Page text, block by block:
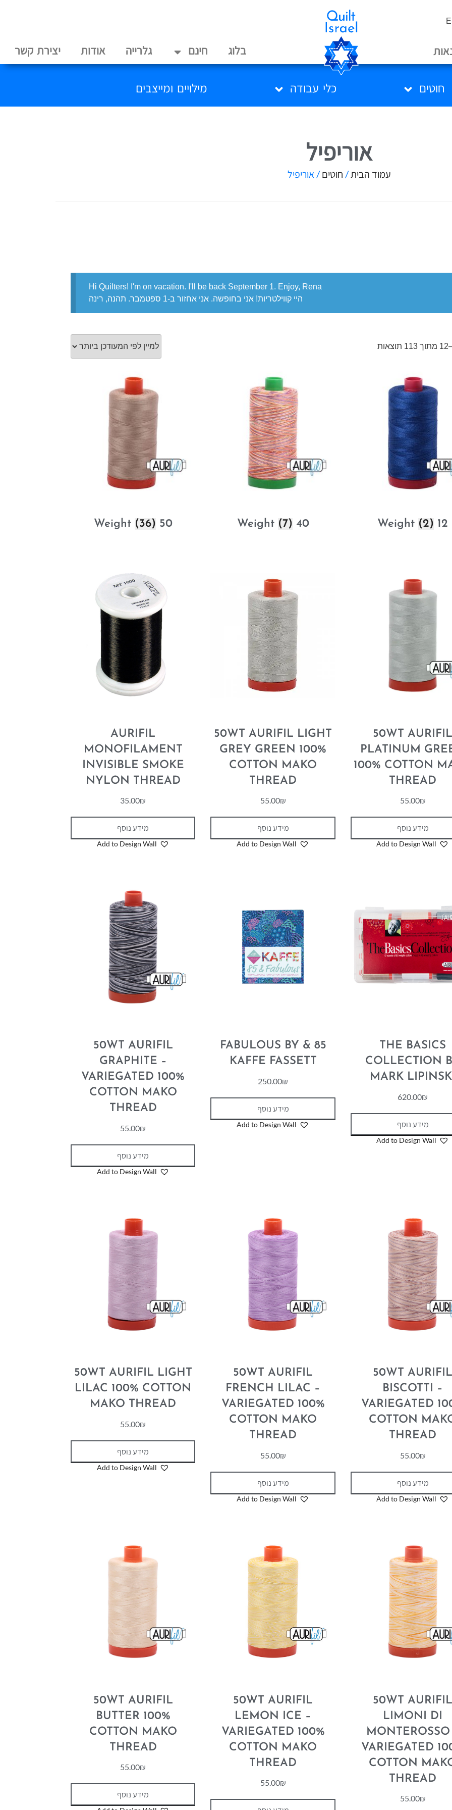
בלוג חינם גלרייה אודות יצירת קשר
חוטים כלי עבודה מילויים ומייצבים
אוריפיל
עמוד הבית/ חוטים/ אוריפיל
Hi Quilters! I'm on vacation. I'll be back September 1. Enjoy, Rena
היי קווילטריות! אני בחופשה. אני אחזור ב-1 ספטמבר. תהנה, רינה
12 Weight
(2)
40 Weight
(7)
50 Weight
(36)
50WT
PLATINUM
100% COTTON
THREAD
55.00₪
מידע נוסף
Add to Design Wall
50WT AURIFIL LIGHT
GREY GREEN 100%
COTTON MAKO
THREAD
55.00₪
מידע נוסף
Add to Design Wall
AURIFIL
MONOFILAMENT
INVISIBLE SMOKE
NYLON THREAD
35.00₪
מידע נוסף
Add to Design Wall
THE BASICS
COLLECTION
MARK
620.00₪
מידע נוסף
Add to Design Wall
85 & FABULOUS BY
KAFFE FASSETT
250.00₪
מידע נוסף
Add to Design Wall
50WT AURIFIL
GRAPHITE –
VARIEGATED 100%
COTTON MAKO
THREAD
55.00₪
מידע נוסף
Add to Design Wall
50WT
BISCOTTI –
VARIEGATED
COTTON
THREAD
55.00₪
מידע נוסף
Add to Design Wall
50WT AURIFIL
FRENCH LILAC –
VARIEGATED 100%
COTTON MAKO
THREAD
55.00₪
מידע נוסף
Add to Design Wall
50WT AURIFIL LIGHT
LILAC 100% COTTON
MAKO THREAD
55.00₪
מידע נוסף
Add to Design Wall
50WT
LIMONI DI
VARIEGATED
COTTON
THREAD
55.00₪
50WT AURIFIL
LEMON ICE –
VARIEGATED 100%
COTTON MAKO
THREAD
55.00₪
50WT AURIFIL
BUTTER 100%
COTTON MAKO
THREAD
55.00₪
מידע נוסף